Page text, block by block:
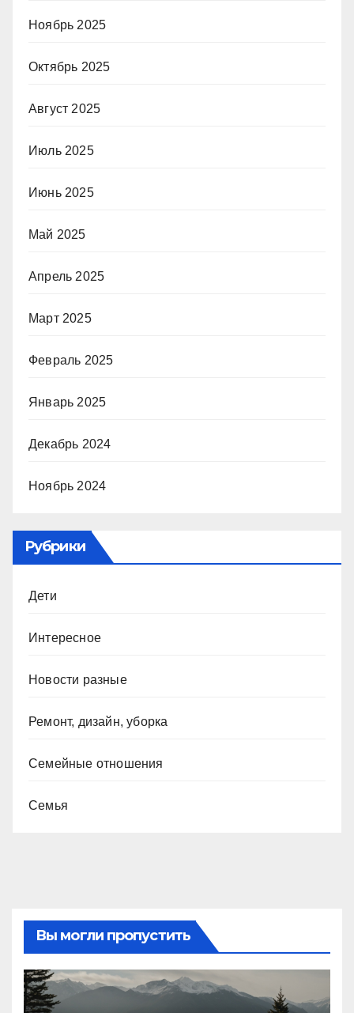
Ноябрь 2025
Октябрь 2025
Август 2025
Июль 2025
Июнь 2025
Май 2025
Апрель 2025
Март 2025
Февраль 2025
Январь 2025
Декабрь 2024
Ноябрь 2024
Рубрики
Дети
Интересное
Новости разные
Ремонт, дизайн, уборка
Семейные отношения
Семья
Вы могли пропустить